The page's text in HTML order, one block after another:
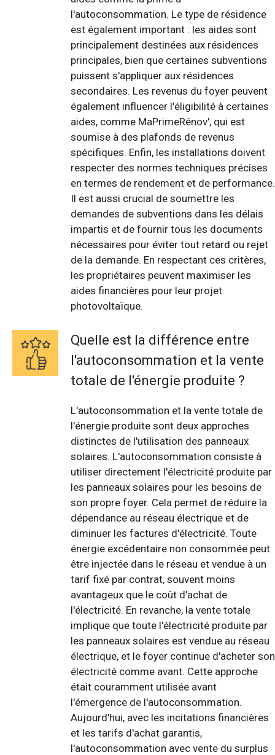
l'autoconsommation. Le type de résidence
est également important : les aides sont
principalement destinées aux résidences
principales, bien que certaines subventions
puissent s'appliquer aux résidences
secondaires. Les revenus du foyer peuvent
également influencer l'éligibilité à certaines
aides, comme MaPrimeRénov', qui est
soumise à des plafonds de revenus
spécifiques. Enfin, les installations doivent
respecter des normes techniques précises
en termes de rendement et de performance.
Il est aussi crucial de soumettre les
demandes de subventions dans les délais
impartis et de fournir tous les documents
nécessaires pour éviter tout retard ou rejet
de la demande. En respectant ces critères,
les propriétaires peuvent maximiser les
aides financières pour leur projet
photovoltaïque.
Quelle est la différence entre
l'autoconsommation et la vente
totale de l'énergie produite ?
L'autoconsommation et la vente totale de
l'énergie produite sont deux approches
distinctes de l'utilisation des panneaux
solaires. L'autoconsommation consiste à
utiliser directement l'électricité produite par
les panneaux solaires pour les besoins de
son propre foyer. Cela permet de réduire la
dépendance au réseau électrique et de
diminuer les factures d'électricité. Toute
énergie excédentaire non consommée peut
être injectée dans le réseau et vendue à un
tarif fixé par contrat, souvent moins
avantageux que le coût d'achat de
l'électricité. En revanche, la vente totale
implique que toute l'électricité produite par
les panneaux solaires est vendue au réseau
électrique, et le foyer continue d'acheter son
électricité comme avant. Cette approche
était couramment utilisée avant
l'émergence de l'autoconsommation.
Aujourd'hui, avec les incitations financières
et les tarifs d'achat garantis,
l'autoconsommation avec vente du surplus